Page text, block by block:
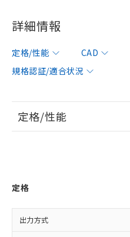
詳細情報
定格/性能 CAD
規格認証/適合状況
定格/性能
定格
出力方式